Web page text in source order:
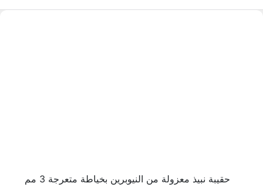
حقيبة نبيذ معزولة من النيوبرين بخياطة متعرجة 3 مم